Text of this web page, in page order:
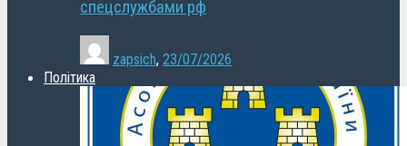
спецслужбами рф
zapsich, 23/07/2026
Політика